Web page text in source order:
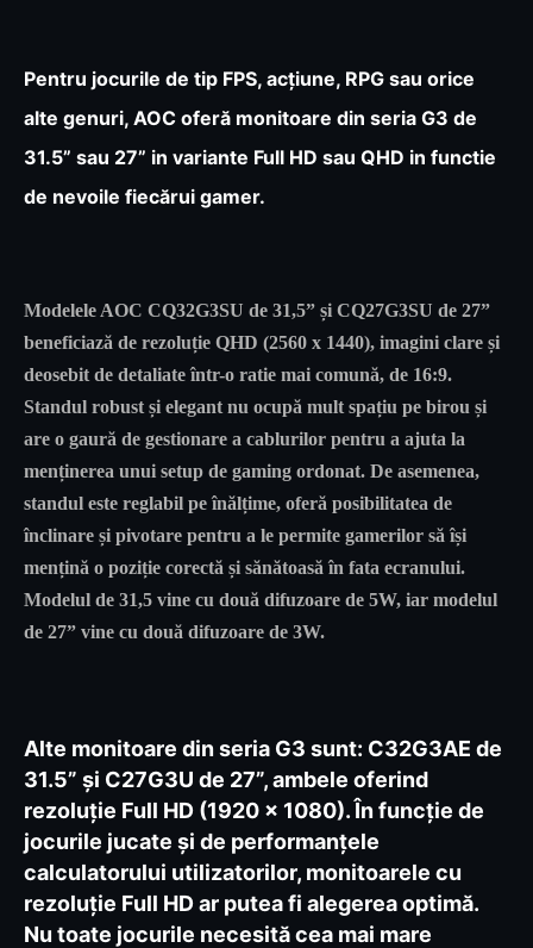
Pentru jocurile de tip FPS, acțiune, RPG sau orice
alte genuri, AOC oferă monitoare din seria G3 de
31.5” sau 27” in variante Full HD sau QHD in functie
de nevoile fiecărui gamer.
Modelele AOC CQ32G3SU de 31,5” și CQ27G3SU de 27”
beneficiază de rezoluție QHD (2560 x 1440), imagini clare și
deosebit de detaliate într-o ratie mai comună, de 16:9.
Standul robust și elegant nu ocupă mult spațiu pe birou și
are o gaură de gestionare a cablurilor pentru a ajuta la
menținerea unui setup de gaming ordonat. De asemenea,
standul este reglabil pe înălțime, oferă posibilitatea de
înclinare și pivotare pentru a le permite gamerilor să își
mențină o poziție corectă și sănătoasă în fata ecranului.
Modelul de 31,5 vine cu două difuzoare de 5W, iar modelul
de 27” vine cu două difuzoare de 3W.
Alte monitoare din seria G3 sunt: C32G3AE de
31.5” și C27G3U de 27”, ambele oferind
rezoluție Full HD (1920 x 1080). În funcție de
jocurile jucate și de performanțele
calculatorului utilizatorilor, monitoarele cu
rezoluție Full HD ar putea fi alegerea optimă.
Nu toate jocurile necesită cea mai mare